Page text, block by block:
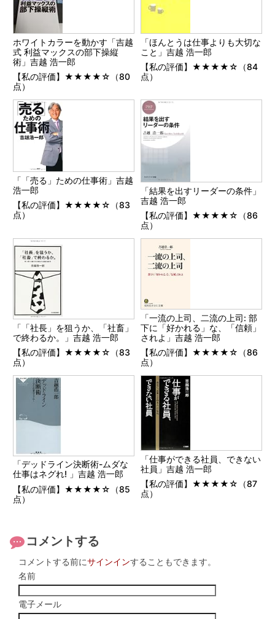
ホワイトカラーを動かす「吉越
式 利益マックスの部下操縦
術」吉越 浩一郎
【私の評価】★★★★☆（80
点）
「ほんとうは仕事よりも大切な
こと」吉越 浩一郎
【私の評価】★★★★☆（84
点）
「「売る」ための仕事術」吉越
浩一郎
【私の評価】★★★★☆（83
点）
「結果を出すリーダーの条件」
吉越 浩一郎
【私の評価】★★★★☆（86
点）
「「社長」を狙うか、「社畜」
で終わるか。」吉越 浩一郎
【私の評価】★★★★☆（83
点）
「一流の上司、二流の上司: 部
下に「好かれる」な、「信頼」
されよ」吉越 浩一郎
【私の評価】★★★★☆（86
点）
「デッドライン決断術-ムダな
仕事はネグれ! 」吉越 浩一郎
【私の評価】★★★★☆（85
点）
「仕事ができる社員、できない
社員」吉越 浩一郎
【私の評価】★★★★☆（87
点）
コメントする
コメントする前にサインインすることもできます。
名前
電子メール